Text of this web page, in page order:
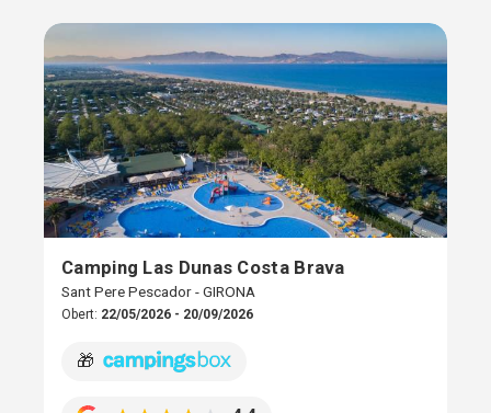
Camping Las Dunas Costa Brava
Sant Pere Pescador - GIRONA
Obert: 22/05/2026 - 20/09/2026
🎁